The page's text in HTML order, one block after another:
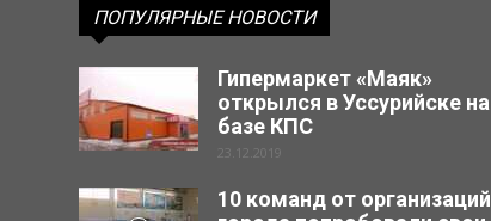
ПОПУЛЯРНЫЕ НОВОСТИ
Гипермаркет «Маяк»
открылся в Уссурийске на
базе КПС
23.12.2019
10 команд от организаций